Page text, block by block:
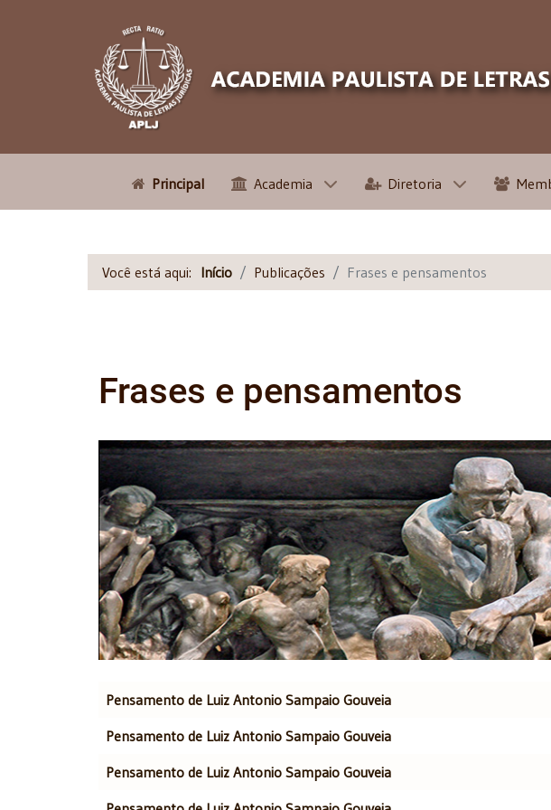
Principal Academia Diretoria
Você está aqui: Início Publicações Frases e pensamentos
Frases e pensamentos
Artigos
Título
Pensamento de Luiz Antonio Sampaio Gouveia
Pensamento de Luiz Antonio Sampaio Gouveia
Pensamento de Luiz Antonio Sampaio Gouveia